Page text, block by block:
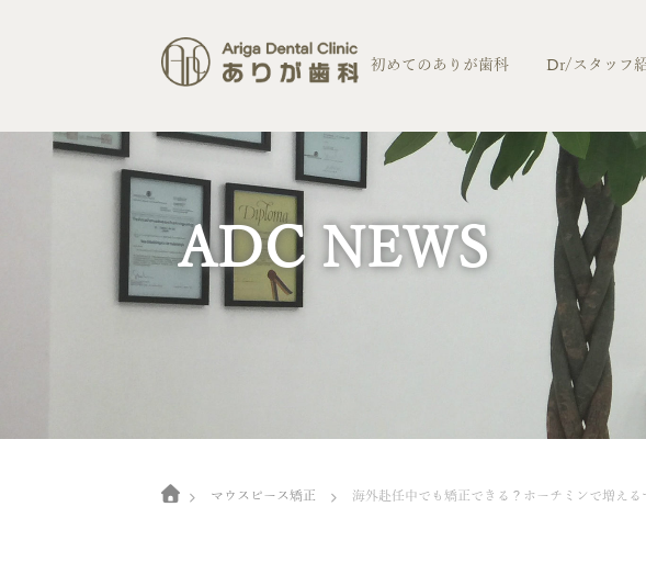
初めてのありが歯科 Dr/スタッフ
ADC NEWS
Home マウスピース矯正 海外赴任中でも矯正できる？ホーチミンで増え